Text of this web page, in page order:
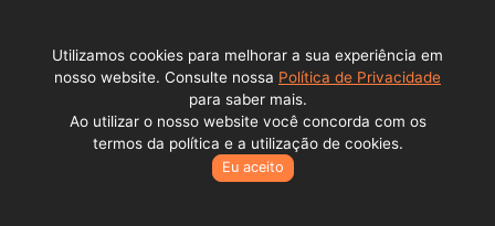
Todos os direitos reservados © Lance Alienações Virtuais EPP
Utilizamos cookies para melhorar a sua experiência em
nosso website. Consulte nossa Política de Privacidade
para saber mais.
Ao utilizar o nosso website você concorda com os
termos da política e a utilização de cookies.
Eu aceito